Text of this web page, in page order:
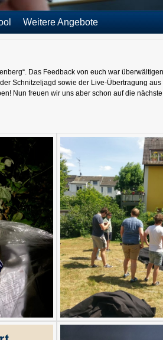
Weitere Angebote
Das Feedback von euch war
Schnitzeljagd sowie der Live-Übertragung aus
Nun freuen wir uns aber schon auf die nächste